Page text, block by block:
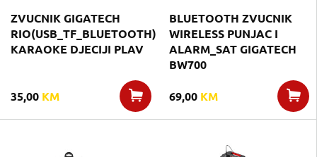
ZVUCNIK GIGATECH
RIO(USB_TF_BLUETOOTH)
KARAOKE DJECIJI PLAV
35,00 KM
BLUETOOTH ZVUCNIK
WIRELESS PUNJAC I
ALARM_SAT GIGATECH
BW700
69,00 KM